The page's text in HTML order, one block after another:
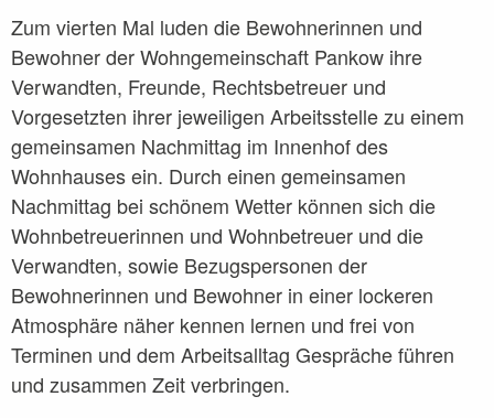
Wohngemeinschaften
Begleitete Elternschaft
Therapeutisch Betreutes Einzelwohnen
Therapeutische Wohngemeinschaft
Freizeitclub REMISE
Freizeit
Reisen
Standorte
Begleitete Elternschaft Nord
Begleitete Elternschaft Süd-Ost
Zum vierten Mal luden die Bewohnerinnen und
Bewohner der Wohngemeinschaft Pankow ihre
Verwandten, Freunde, Rechtsbetreuer und
Vorgesetzten ihrer jeweiligen Arbeitsstelle zu einem
gemeinsamen Nachmittag im Innenhof des
Wohnhauses ein. Durch einen gemeinsamen
Nachmittag bei schönem Wetter können sich die
Wohnbetreuerinnen und Wohnbetreuer und die
Verwandten, sowie Bezugspersonen der
Bewohnerinnen und Bewohner in einer lockeren
Atmosphäre näher kennen lernen und frei von
Terminen und dem Arbeitsalltag Gespräche führen
und zusammen Zeit verbringen.